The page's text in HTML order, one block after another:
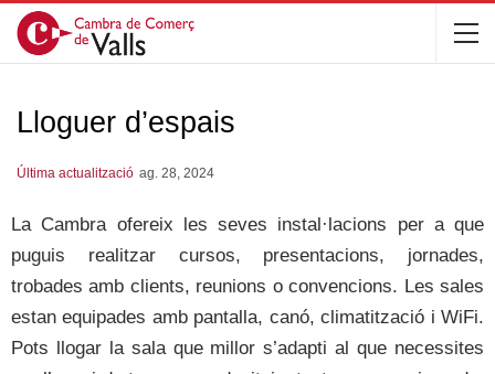
Lloguer d’espais
Última actualització ag. 28, 2024
La Cambra ofereix les seves instal·lacions per a que
puguis realitzar cursos, presentacions, jornades,
trobades amb clients, reunions o convencions. Les sales
estan equipades amb pantalla, canó, climatització i WiFi.
Pots llogar la sala que millor s’adapti al que necessites